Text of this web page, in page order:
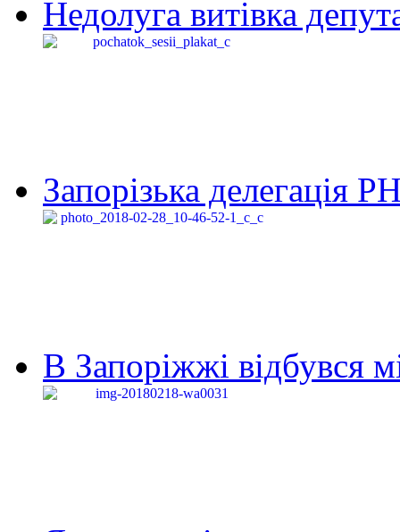
Недолуга витівка
Запорізька делегація
В Запоріжжі відбувся